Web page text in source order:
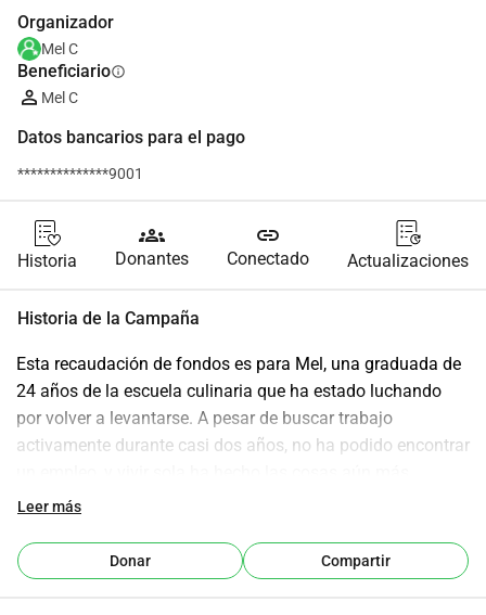
Organizador
Mel C
Beneficiarioinfo
Mel C
Datos bancarios para el pago
**************9001
Historia
groups
Donantes
link
Conectado Actualizaciones
Historia de la Campaña
Esta recaudación de fondos es para Mel, una graduada de
24 años de la escuela culinaria que ha estado luchando
por volver a levantarse. A pesar de buscar trabajo
activamente durante casi dos años, no ha podido encontrar
difíciles. Ella está haciendo todo lo posible para salir
apenas comida a veces ni siquiera el mínimo que necesita.
Mel es amable, creativa y trabajadora le encantan los
Leer más
Donar Compartir